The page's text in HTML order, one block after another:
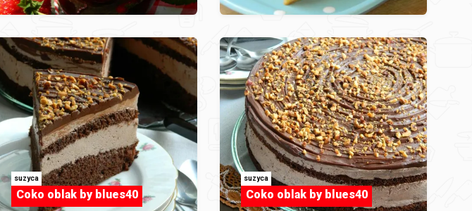
suzyca
Coko oblak by blues40
suzyca
Coko oblak by blues40